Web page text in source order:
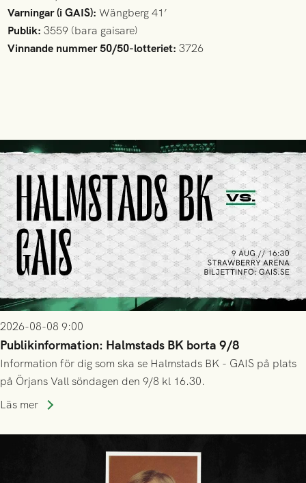
Varningar (i GAIS): Wängberg 41’
Publik: 3559 (bara gaisare)
Vinnande nummer 50/50-lotteriet: 3726
2026-08-08 9:00
Publikinformation: Halmstads BK borta 9/8
Information för dig som ska se Halmstads BK - GAIS på plats
på Örjans Vall söndagen den 9/8 kl 16.30.
Läs mer